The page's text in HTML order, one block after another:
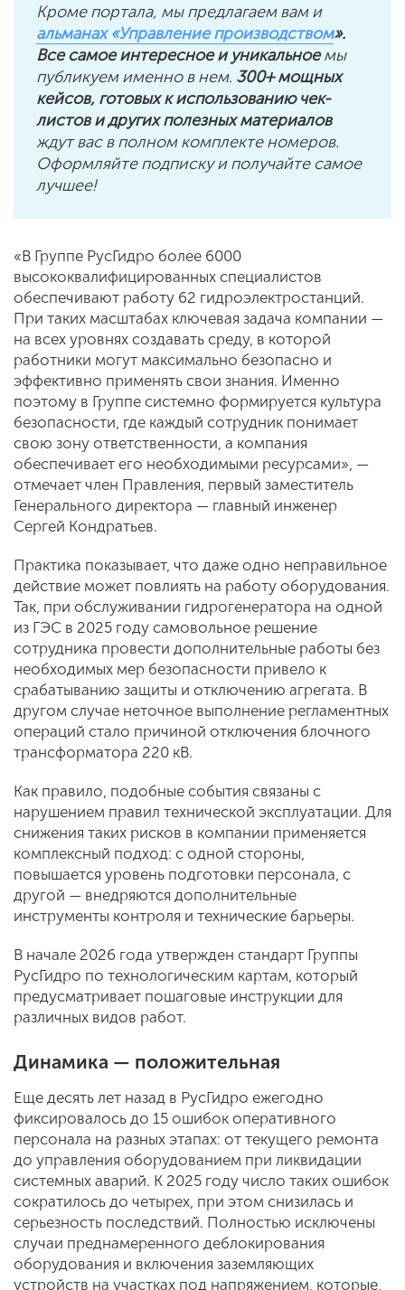
Кроме портала, мы предлагаем вам и
альманах «Управление производством».
Все самое интересное и уникальноемы
публикуем именно в нем. 300+ мощных
кейсов, готовых к использованию чек-
листов и других полезных материалов
ждут вас в полном комплекте номеров.
Оформляйте подписку и получайте самое
лучшее!
«В Группе РусГидро более 6000
высококвалифицированных специалистов
обеспечивают работу 62 гидроэлектростанций.
При таких масштабах ключевая задача компании —
на всех уровнях создавать среду, в которой
работники могут максимально безопасно и
эффективно применять свои знания. Именно
поэтому в Группе системно формируется культура
безопасности, где каждый сотрудник понимает
свою зону ответственности, а компания
обеспечивает его необходимыми ресурсами», —
отмечает член Правления, первый заместитель
Генерального директора — главный инженер
Сергей Кондратьев.
Практика показывает, что даже одно неправильное
действие может повлиять на работу оборудования.
Так, при обслуживании гидрогенератора на одной
из ГЭС в 2025 году самовольное решение
сотрудника провести дополнительные работы без
необходимых мер безопасности привело к
срабатыванию защиты и отключению агрегата. В
другом случае неточное выполнение регламентных
операций стало причиной отключения блочного
трансформатора 220 кВ.
Как правило, подобные события связаны с
нарушением правил технической эксплуатации. Для
снижения таких рисков в компании применяется
комплексный подход: с одной стороны,
повышается уровень подготовки персонала, с
другой — внедряются дополнительные
инструменты контроля и технические барьеры.
В начале 2026 года утвержден стандарт Группы
РусГидро по технологическим картам, который
предусматривает пошаговые инструкции для
различных видов работ.
Динамика — положительная
Еще десять лет назад в РусГидро ежегодно
фиксировалось до 15 ошибок оперативного
персонала на разных этапах: от текущего ремонта
до управления оборудованием при ликвидации
системных аварий. К 2025 году число таких ошибок
сократилось до четырех, при этом снизилась и
серьезность последствий. Полностью исключены
случаи преднамеренного деблокирования
оборудования и включения заземляющих
устройств на участках под напряжением, которые,